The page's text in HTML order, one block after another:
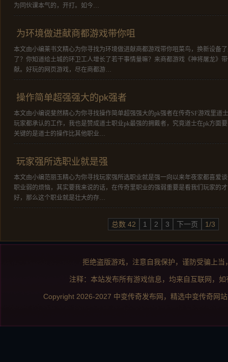
为同伙课本气的，开打。如今…
为环境做进献商都游戏带你咀
本文由小编莱书文精心为你寻找为环境做进献商都游戏带你咀菜鸟，换新设备
了？你知道给土城的环卫工人增长了若干事情量嘛？来商都游戏《神将屠龙》
献。好玩的网页游戏，尽在商都游…
操作简单超强强大的pk强者
本文由小编说斐然精心为你寻找操作简单超强强大的pk强者在传奇SF游戏里道
玩家都承认的工作，我也是赞成道士职业pk最强的拥戴者，究竟道士在pk方面
关键的是道士的操作比其他职业…
玩家强所选职业就是强
本文由小编范丽玉精心为你寻找玩家强所选职业就是强一向以来年夜家都喜爱
职业弱的烦恼，其实要我来说的话，在传奇里职业的强弱重要是看我们玩家的
好，那么这个职业就是壮大的存…
总数 42 1 2 3 下一页 1/3
拒绝盗版游戏，注意自我保护，谨防受骗上
注释：本站发布所有游戏信息，均来自互联网，
Copyright 2026-2027 中变传奇发布网 ，精选中变传奇网站